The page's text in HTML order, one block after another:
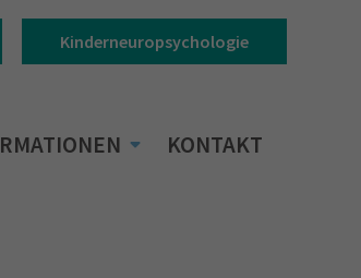
Kinderneuropsychologie
KONTAKT